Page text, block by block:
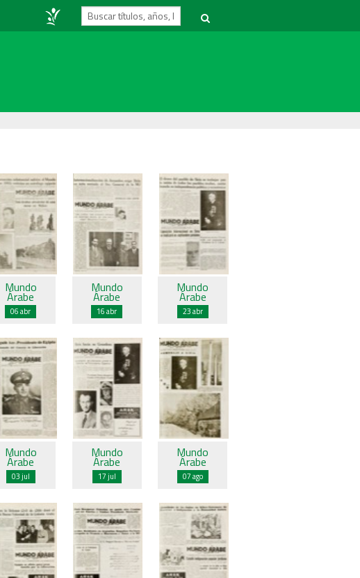
Mundo
Árabe
06 abr
Mundo
Árabe
16 abr
Mundo
Árabe
23 abr
Mundo
Árabe
03 jul
Mundo
Árabe
17 jul
Mundo
Árabe
07 ago